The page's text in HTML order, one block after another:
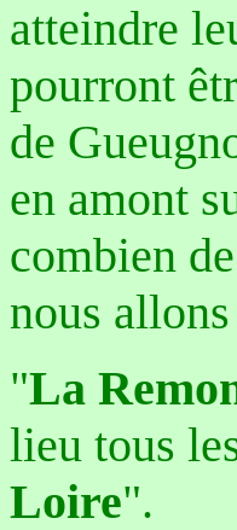
atteindre
pourront
de
en amont
combien
nous
"La
lieu tous
Loire".